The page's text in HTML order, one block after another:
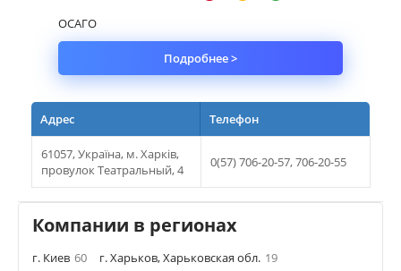
ОСАГО
Подробнее >
Адрес Телефон
61057, Україна, м. Харків,
провулок Театральный, 4
0(57) 706-20-57, 706-20-55
Компании в регионах
г. Киев 60 г. Харьков, Харьковская обл. 19